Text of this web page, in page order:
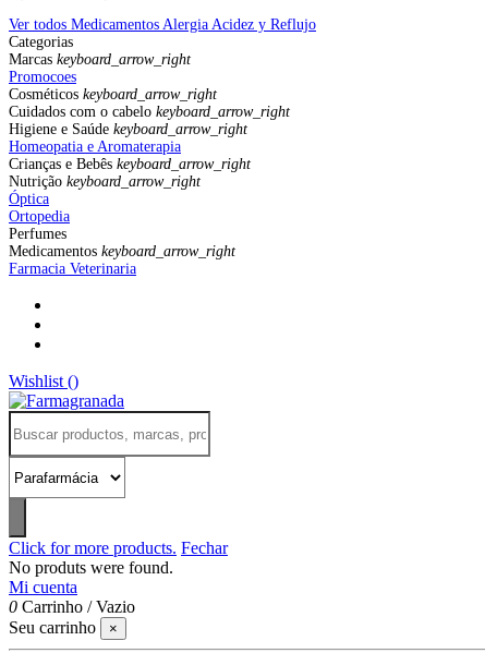
Ver todos Medicamentos Alergia Acidez y Reflujo
Categorias
Marcas keyboard_arrow_right
Promocoes
Cosméticos keyboard_arrow_right
Cuidados com o cabelo keyboard_arrow_right
Higiene e Saúde keyboard_arrow_right
Homeopatia e Aromaterapia
Crianças e Bebês keyboard_arrow_right
Nutrição keyboard_arrow_right
Óptica
Ortopedia
Perfumes
Medicamentos keyboard_arrow_right
Farmacia Veterinaria
Wishlist ()
Click for more products. Fechar
No produts were found.
Mi cuenta
0 Carrinho /Vazio
Seu carrinho
×